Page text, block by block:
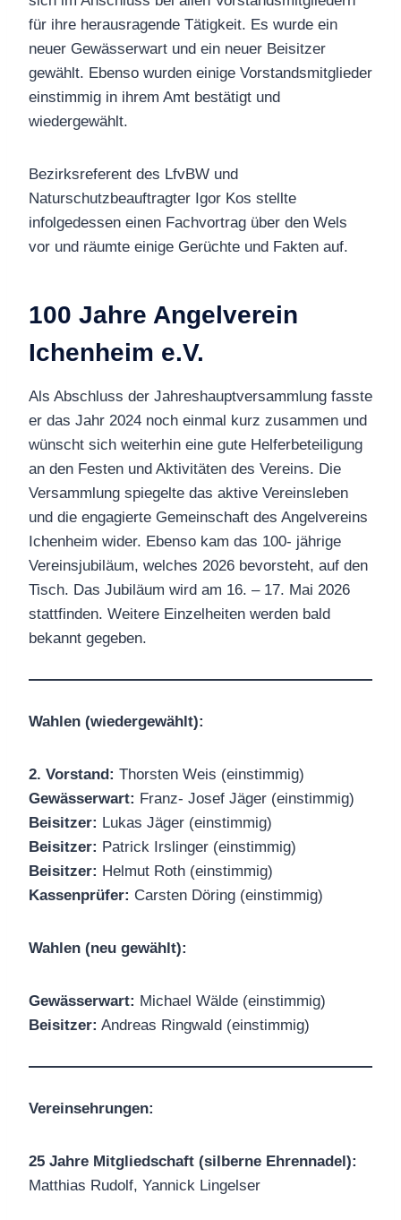
für ihre herausragende Tätigkeit. Es wurde ein
neuer Gewässerwart und ein neuer Beisitzer
gewählt. Ebenso wurden einige Vorstandsmitglieder
einstimmig in ihrem Amt bestätigt und
wiedergewählt.
Bezirksreferent des LfvBW und
Naturschutzbeauftragter Igor Kos stellte
infolgedessen einen Fachvortrag über den Wels
vor und räumte einige Gerüchte und Fakten auf.
100 Jahre Angelverein
Ichenheim e.V.
Als Abschluss der Jahreshauptversammlung fasste
er das Jahr 2024 noch einmal kurz zusammen und
wünscht sich weiterhin eine gute Helferbeteiligung
an den Festen und Aktivitäten des Vereins. Die
Versammlung spiegelte das aktive Vereinsleben
und die engagierte Gemeinschaft des Angelvereins
Ichenheim wider. Ebenso kam das 100- jährige
Vereinsjubiläum, welches 2026 bevorsteht, auf den
Tisch. Das Jubiläum wird am 16. – 17. Mai 2026
stattfinden. Weitere Einzelheiten werden bald
bekannt gegeben.
Wahlen (wiedergewählt):
2. Vorstand: Thorsten Weis (einstimmig)
Gewässerwart: Franz- Josef Jäger (einstimmig)
Beisitzer: Lukas Jäger (einstimmig)
Beisitzer: Patrick Irslinger (einstimmig)
Beisitzer: Helmut Roth (einstimmig)
Kassenprüfer: Carsten Döring (einstimmig)
Wahlen (neu gewählt):
Gewässerwart: Michael Wälde (einstimmig)
Beisitzer: Andreas Ringwald (einstimmig)
Vereinsehrungen:
25 Jahre Mitgliedschaft (silberne Ehrennadel):
Matthias Rudolf, Yannick Lingelser